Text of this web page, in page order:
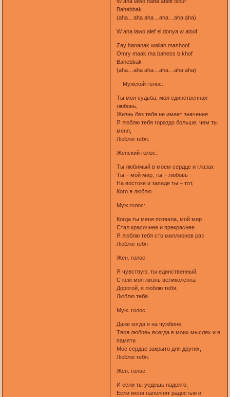
Bahebbak
(aha…aha aha…aha…aha aha)
W ana lawo alef el donya w aloof
Zay hananak wallah mashoof
Omry maak ma bahess b khof
Bahebbak
(aha…aha aha…aha…aha aha)
Мужской голос:
Ты моя судьба, моя единственная
любовь,
Жизнь без тебя не имеет значения
Я люблю тебя гораздо больше, чем ты
меня,
Люблю тебя.
Женский голос:
Ты любимый в моем сердце и глазах
Ты – мой мир, ты – любовь
На востоке и западе ты – тот,
Кого я люблю
Муж.голос:
Когда ты меня позвала, мой мир
Стал красочнее и прекраснее
Я люблю тебя сто миллионов раз
Люблю тебя
Жен. голос:
Я чувствую, ты единственный,
С кем моя жизнь великолепна
Дорогой, я люблю тебя,
Люблю тебя.
Муж. голос:
Даже когда я на чужбине,
Твоя любовь всегда в моих мыслях и в
памяти
Мое сердце закрыто для других,
Люблю тебя.
Жен. голос:
И если ты уедешь надолго,
Если меня наполнят радостью и